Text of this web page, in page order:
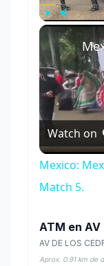
Play Unmute
Watch on
Mexico:
Match 5.
ATM en AV
Aprox. 0.91 km de